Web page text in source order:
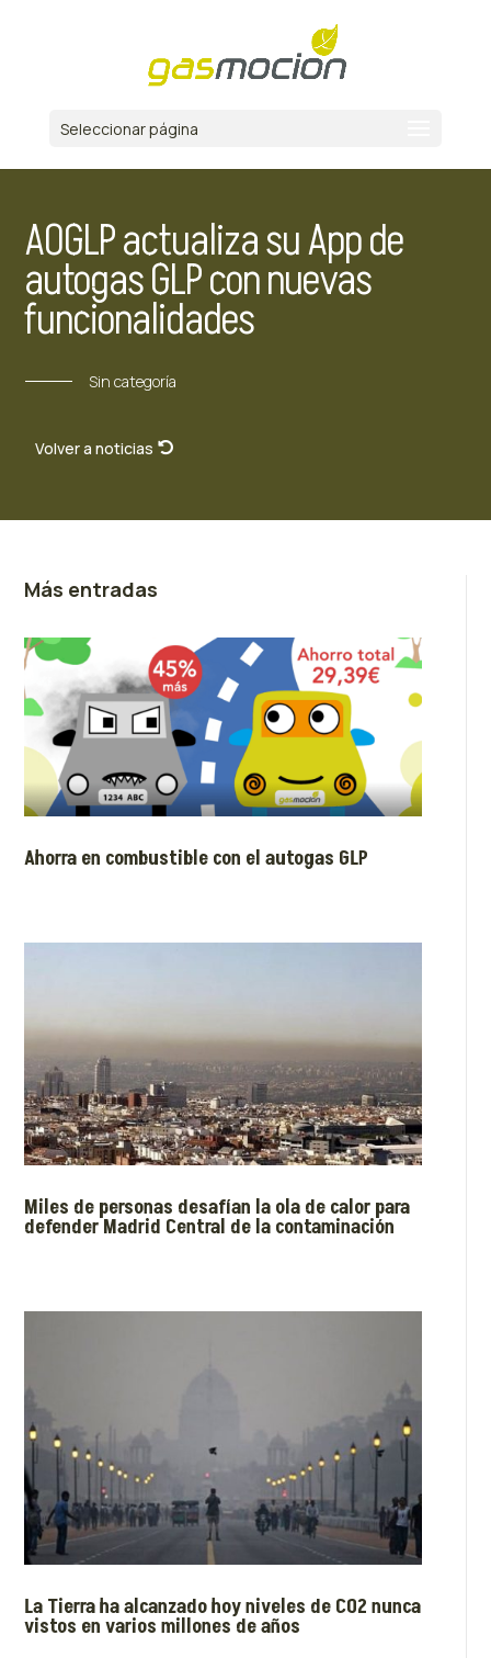
Seleccionar página
AOGLP actualiza su App de
autogas GLP con nuevas
funcionalidades
Sin categoría
Volver a noticias
Más entradas
Ahorra en combustible con el autogas GLP
Miles de personas desafían la ola de calor para
defender Madrid Central de la contaminación
La Tierra ha alcanzado hoy niveles de CO2 nunca
vistos en varios millones de años